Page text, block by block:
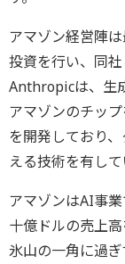
アマゾン経営陣
投資を行い、同社
Anthropicは、生
アマゾンのチッ
を開発しており
える技術を有して
アマゾンはAI事
十億ドルの売上
氷山の一角に過